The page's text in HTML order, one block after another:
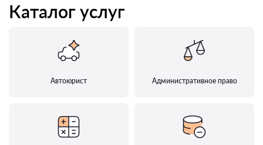
Каталог услуг
Автоюрист Административное право